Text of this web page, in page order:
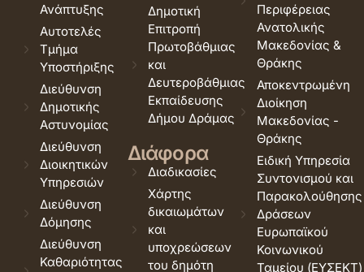
Ανάπτυξης
Αυτοτελές
Τμήμα
Υποστήριξης
Διεύθυνση
Δημοτικής
Αστυνομίας
Διεύθυνση
Διοικητικών
Υπηρεσιών
Διεύθυνση
Δόμησης
Διεύθυνση
Καθαριότητας
Δημοτική
Επιτροπή
Πρωτοβάθμιας
και
Δευτεροβάθμιας
Εκπαίδευσης
Δήμου Δράμας
Διάφορα
Διαδικασίες
Χάρτης
δικαιωμάτων
και
υποχρεώσεων
του δημότη
Περιφέρειας
Ανατολικής
Μακεδονίας &
Θράκης
Αποκεντρωμένη
Διοίκηση
Μακεδονίας -
Θράκης
Ειδική Υπηρεσία
Συντονισμού και
Παρακολούθησης
Δράσεων
Ευρωπαϊκού
Κοινωνικού
Ταμείου (ΕΥΣΕΚΤ)